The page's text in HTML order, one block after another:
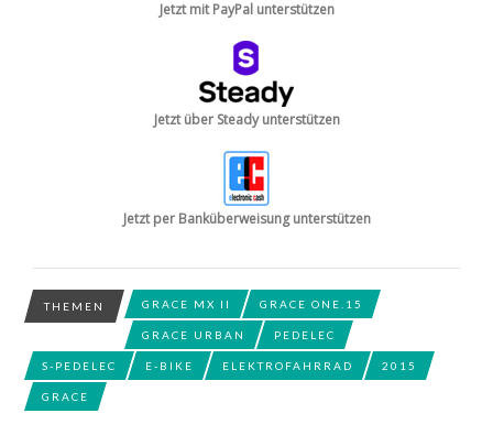
Jetzt mit PayPal unterstützen
Jetzt über Steady unterstützen
Jetzt per Banküberweisung unterstützen
THEMEN GRACE MX II GRACE ONE.15
GRACE URBAN PEDELEC
S-PEDELEC E-BIKE ELEKTROFAHRRAD 2015
GRACE